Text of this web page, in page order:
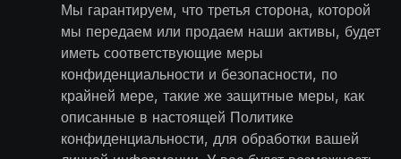
Мы гарантируем, что третья сторона, которой
мы передаем или продаем наши активы, будет
иметь соответствующие меры
конфиденциальности и безопасности, по
крайней мере, такие же защитные меры, как
описанные в настоящей Политике
конфиденциальности, для обработки вашей